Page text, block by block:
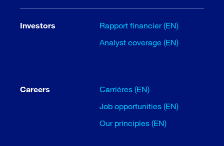
Investors
Rapport financier (EN)
Analyst coverage (EN)
Careers
Carrières (EN)
Job opportunities (EN)
Our principles (EN)